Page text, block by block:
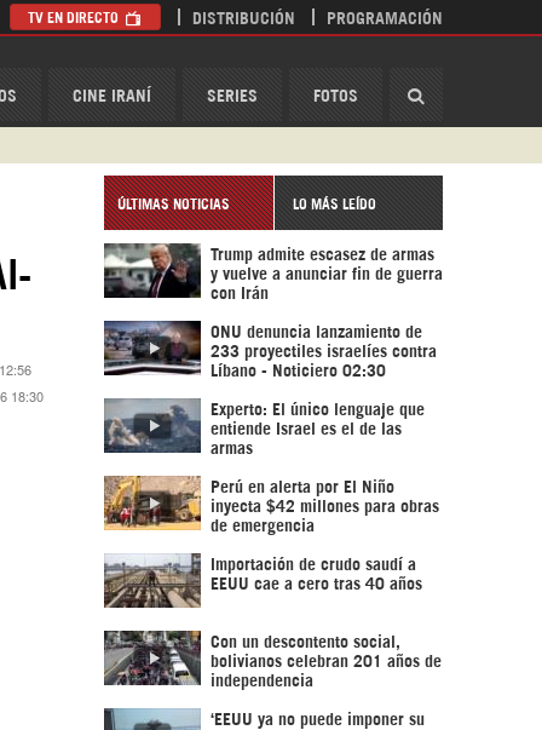
CINE IRANÍ SERIES FOTOS
TV EN DIRECTO DISTRIBUCIÓN PROGRAMACIÓN
18:30
ÚLTIMAS NOTICIAS LO MÁS LEÍDO
Trump admite escasez de armas
y vuelve a anunciar fin de guerra
con Irán
ONU denuncia lanzamiento de
233 proyectiles israelíes contra
Líbano - Noticiero 02:30
Experto: El único lenguaje que
entiende Israel es el de las
armas
Perú en alerta por El Niño
inyecta $42 millones para obras
de emergencia
Importación de crudo saudí a
EEUU cae a cero tras 40 años
Con un descontento social,
bolivianos celebran 201 años de
independencia
‘EEUU ya no puede imponer su